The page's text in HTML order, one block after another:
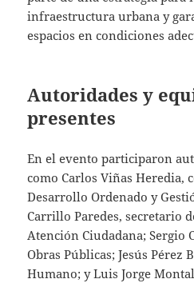
infraestructura urbana y
espacios en condiciones
Autoridades y
presentes
En el evento participaron
como Carlos Viñas Heredia,
Desarrollo Ordenado y
Carrillo Paredes, secretario
Atención Ciudadana; Sergio
Obras Públicas; Jesús Pérez
Humano; y Luis Jorge